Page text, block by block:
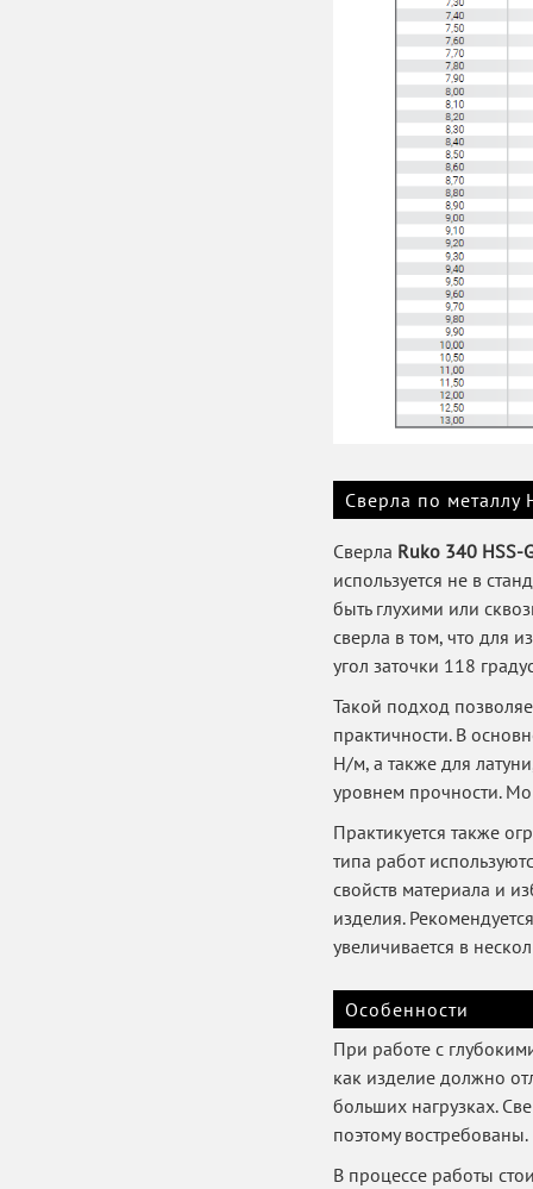
Сверла по металлу
Сверла Ruko 340 HSS-
используется не в
быть глухими или
сверла в том, что для
угол заточки 118
Такой подход
практичности. В
Н/м, а также для
уровнем прочности.
Практикуется также
типа работ
свойств материала и
изделия.
увеличивается в
Особенности
При работе с
как изделие должно
больших нагрузках.
поэтому востребованы.
В процессе работы